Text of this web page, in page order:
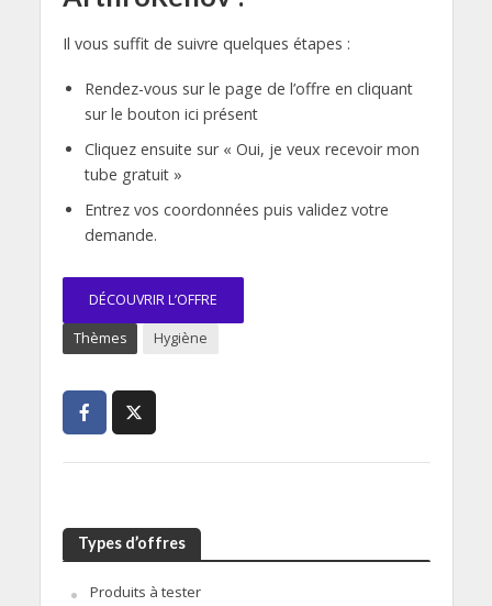
Il vous suffit de suivre quelques étapes :
Rendez-vous sur le page de l’offre en cliquant
sur le bouton ici présent
Cliquez ensuite sur « Oui, je veux recevoir mon
tube gratuit »
Entrez vos coordonnées puis validez votre
demande.
DÉCOUVRIR L’OFFRE
Thèmes Hygiène
Types d’offres
Produits à tester